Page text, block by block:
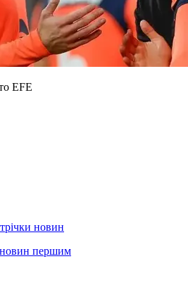
EFE
новин
новин першим